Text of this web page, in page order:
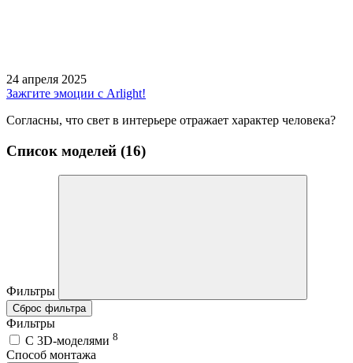
24 апреля 2025
Зажгите эмоции с Arlight!
Согласны, что свет в интерьере отражает характер человека?
Список моделей (16)
Фильтры
Сброс фильтра
Фильтры
C 3D-моделями 8
Способ монтажа